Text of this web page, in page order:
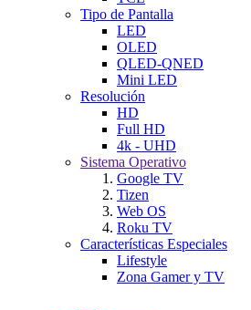
Tipo de Pantalla
LED
OLED
QLED-QNED
Mini LED
Resolución
HD
Full HD
4k - UHD
Sistema Operativo
Google TV
Tizen
Web OS
Roku TV
Características Especiales
Lifestyle
Zona Gamer y TV